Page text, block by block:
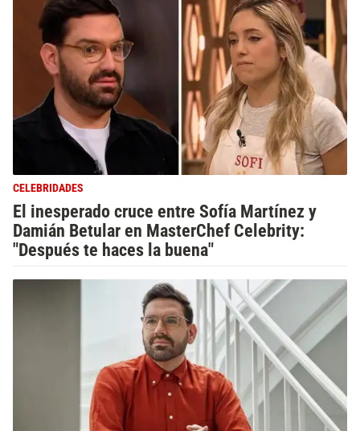
CELEBRIDADES
El inesperado cruce entre Sofía Martínez y
Damián Betular en MasterChef Celebrity:
"Después te haces la buena"